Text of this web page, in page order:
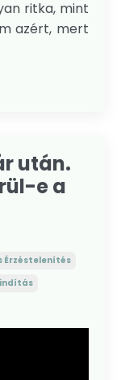
ritka, mint
azért, mert
után.
e a
Érzéstelenítés